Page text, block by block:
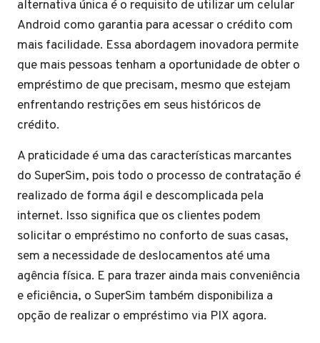
alternativa única é o requisito de utilizar um celular
Android como garantia para acessar o crédito com
mais facilidade. Essa abordagem inovadora permite
que mais pessoas tenham a oportunidade de obter o
empréstimo de que precisam, mesmo que estejam
enfrentando restrições em seus históricos de
crédito.
A praticidade é uma das características marcantes
do SuperSim, pois todo o processo de contratação é
realizado de forma ágil e descomplicada pela
internet. Isso significa que os clientes podem
solicitar o empréstimo no conforto de suas casas,
sem a necessidade de deslocamentos até uma
agência física. E para trazer ainda mais conveniência
e eficiência, o SuperSim também disponibiliza a
opção de realizar o empréstimo via PIX agora.